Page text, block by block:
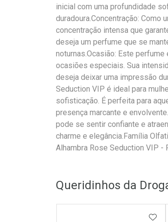
inicial com uma profundidade
duradoura.Concentração: Como
concentração intensa que
deseja um perfume que se
noturnas.Ocasião: Este
ocasiões especiais. Sua
deseja deixar uma impressão
Seduction VIP é ideal para
sofisticação. É perfeita para
presença marcante e
pode se sentir confiante e
charme e elegância.Família
Alhambra Rose Seduction VIP -
Queridinhos da